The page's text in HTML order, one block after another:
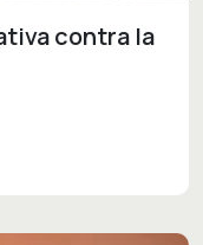
contra la